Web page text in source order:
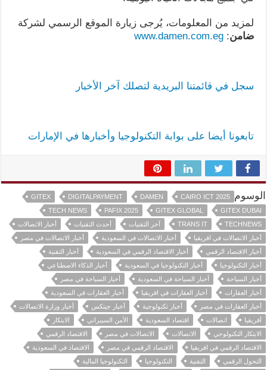
لمزيد من المعلومات، يُرجى زيارة الموقع الرسمي لشركة
ضامن:
www.damen.com.eg
سجل في قائمتنا البريدية لتصلك آخر الأخبار
تابعونا أيضا على بوابة التكنولوجيا وأخبارها في الإمارات
الوسوم CAIRO ICT 2025
DAMEN
DIGITALPAYMENT
GITEX
GITEX DUBAI
GITEX GLOBAL
PAFIX 2025
TECH NEWS
TECHNEWS
TRANS IT آخر التقنيات أحدث التقنيات
أخبار الاتصالات
أخبار الاتصالات في افريقيا
أخبار الاتصالات في السعودية
أخبار الاتصالات في مصر
أخبار الاقتصاد الرقمي
أخبار الاقتصاد الرقمي في السعودية
أخبار التقنية
أخبار التكنولوجيا
أخبار التكنولوجيا في السعودية
أخبار الذكاء الاصطناعي
أخبار السياحة
أخبار السياحة في السعودية
أخبار السياحة في مصر
أخبار العقارات
أخبار العقارات في افريقيا
أخبار العقارات في السعودية
أخبار العقارات في مصر
أخبار تكنولوجية أخبار جيتكس
أخبار وزارة الاتصالات
أفريقيا
اتصالات اقتصاد السعودية الأمن السيبراني
الابتكار
الابتكار التكنولوجي
الاتصالات الاتصالات في مصر
الاقتصاد الرقمي
الاقتصاد الرقمي في افريقيا
الاقتصاد الرقمي في مصر
الاقتصاد في السعودية
التحول الرقمي
التقنية التكنولوجيا
التكنولوجيا المالية